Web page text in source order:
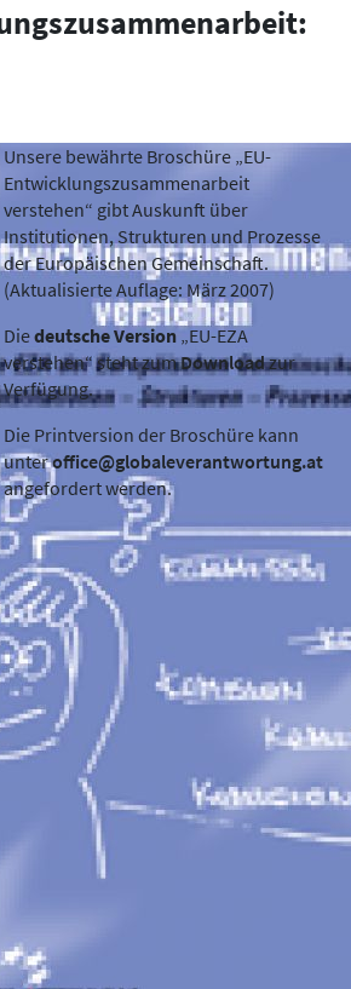
Unsere bewährte Broschüre „EU-
Entwicklungszusammenarbeit
verstehen“ gibt Auskunft über
Institutionen, Strukturen und Prozesse
der Europäischen Gemeinschaft.
(Aktualisierte Auflage: März 2007)
Diedeutsche Version „EU-EZA
verstehen“ steht zumDownloadzur
Verfügung.
Die Printversion der Broschüre kann
unteroffice@globaleverantwortung.at
angefordert werden.